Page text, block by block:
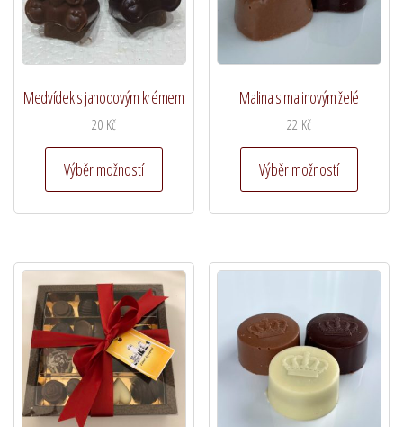
Medvídek s jahodovým krémem
20 Kč
Výběr možností
Tento
Možnosti
lze
vybrat
na
stránce
produktu
Malina s malinovým želé
22 Kč
Výběr možností
Tento
vybrat
na